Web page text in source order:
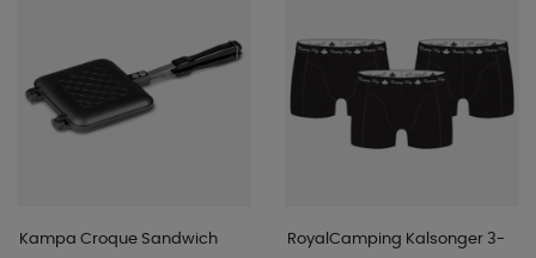
Kampa Croque Sandwich
RoyalCamping Kalsonger 3-